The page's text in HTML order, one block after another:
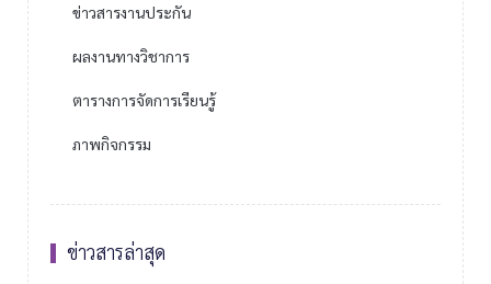
ข่าวสารงานประกัน
ผลงานทางวิชาการ
ตารางการจัดการเรียนรู้
ภาพกิจกรรม
ข่าวสารล่าสุด